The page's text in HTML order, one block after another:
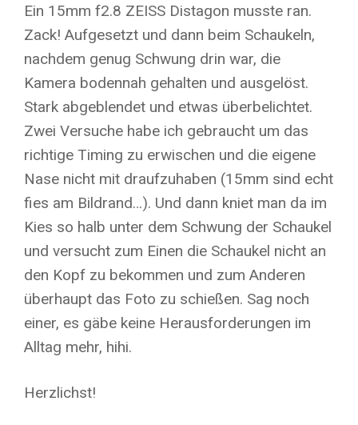
Ein 15mm f2.8 ZEISS Distagon musste ran.
Zack! Aufgesetzt und dann beim Schaukeln,
nachdem genug Schwung drin war, die
Kamera bodennah gehalten und ausgelöst.
Stark abgeblendet und etwas überbelichtet.
Zwei Versuche habe ich gebraucht um das
richtige Timing zu erwischen und die eigene
Nase nicht mit draufzuhaben (15mm sind echt
fies am Bildrand…). Und dann kniet man da im
Kies so halb unter dem Schwung der Schaukel
und versucht zum Einen die Schaukel nicht an
den Kopf zu bekommen und zum Anderen
überhaupt das Foto zu schießen. Sag noch
einer, es gäbe keine Herausforderungen im
Alltag mehr, hihi.
Herzlichst!